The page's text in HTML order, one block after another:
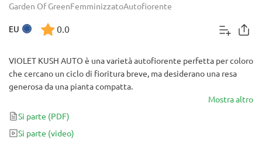
Garden Of GreenFemminizzatoAutofiorente
EU 0.0
VIOLET KUSH AUTO è una varietà autofiorente perfetta per coloro
che cercano un ciclo di fioritura breve, ma desiderano una resa
generosa da una pianta compatta.
Mostra altro
Si parte (PDF)
Si parte (video)